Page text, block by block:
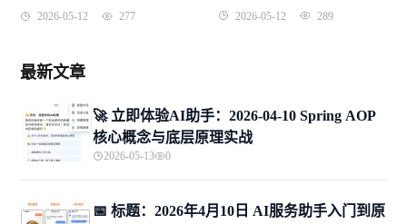
从概念到面试一网打尽
2026-05-12 277
理一文学透（2026年4月10
2026-05-12 289
最新文章
🚀 立即体验AI助手：2026-04-10 Spring AOP
核心概念与底层原理实战
2026-05-13 0
📅 标题：2026年4月10日 AI服务助手入门到原